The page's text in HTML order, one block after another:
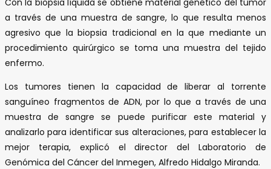
a través de una muestra de sangre, lo que resulta menos
agresivo que la biopsia tradicional en la que mediante un
procedimiento quirúrgico se toma una muestra del tejido
enfermo.
Los tumores tienen la capacidad de liberar al torrente
sanguíneo fragmentos de ADN, por lo que a través de una
muestra de sangre se puede purificar este material y
analizarlo para identificar sus alteraciones, para establecer la
mejor terapia, explicó el director del Laboratorio de
Genómica del Cáncer del Inmegen, Alfredo Hidalgo Miranda.